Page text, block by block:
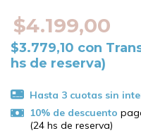
$4.199,00
$3.779,10 con
hs de reserva)
10% de descuento
(24 hs de reserva)